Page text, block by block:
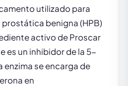
utilizado para
benigna (HPB)
activo de Proscar
es un inhibidor de la 5-
enzima se encarga de
en